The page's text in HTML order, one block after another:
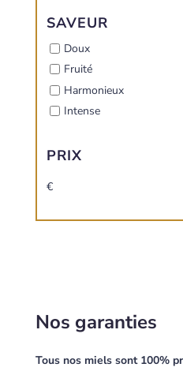
SAVEUR
Doux
Fruité
Harmonieux
Intense
PRIX
€
Nos garanties
Tous nos miels sont 100%